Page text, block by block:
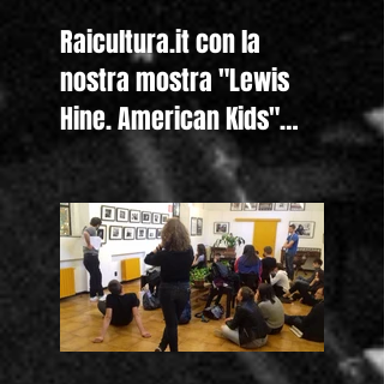
Raicultura.it con la
nostra mostra "Lewis
Hine. American Kids"
anche nella homepage